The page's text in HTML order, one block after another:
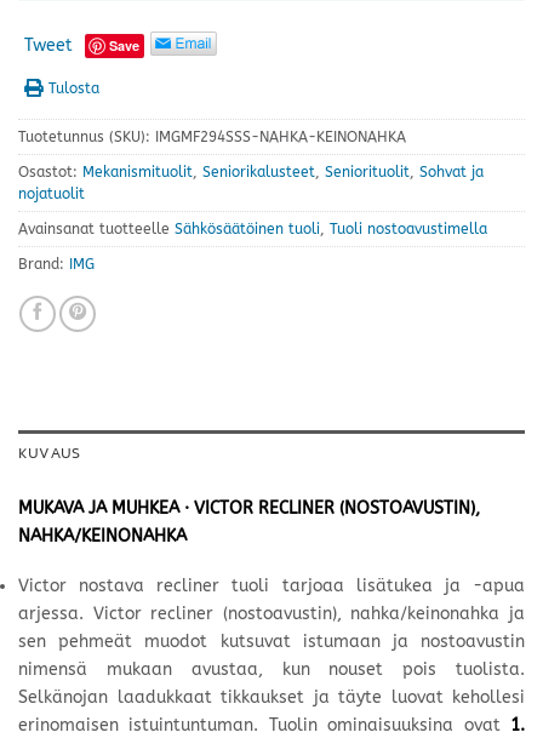
Tweet Save
Tulosta
Tuotetunnus (SKU): IMGMF294SSS-NAHKA-KEINONAHKA
Osastot: Mekanismituolit, Seniorikalusteet, Seniorituolit, Sohvat ja
nojatuolit
Avainsanat tuotteelle Sähkösäätöinen tuoli, Tuoli nostoavustimella
Brand: IMG
KUVAUS
MUKAVA JA MUHKEA · VICTOR RECLINER (NOSTOAVUSTIN),
NAHKA/KEINONAHKA
Victor nostava recliner tuoli tarjoaa lisätukea ja -apua
arjessa. Victor recliner (nostoavustin), nahka/keinonahka ja
sen pehmeät muodot kutsuvat istumaan ja nostoavustin
nimensä mukaan avustaa, kun nouset pois tuolista.
Selkänojan laadukkaat tikkaukset ja täyte luovat kehollesi
erinomaisen istuintuntuman. Tuolin ominaisuuksina ovat 1.